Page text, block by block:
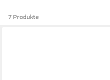
7 Produkte